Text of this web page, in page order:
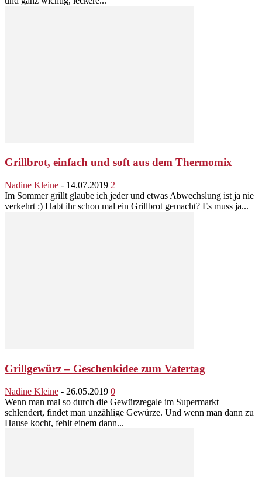
Grillbrot, einfach und soft aus dem Thermomix
Nadine Kleine - 14.07.2019 2
Im Sommer grillt glaube ich jeder und etwas Abwechslung ist ja nie
verkehrt :) Habt ihr schon mal ein Grillbrot gemacht? Es muss ja...
Grillgewürz – Geschenkidee zum Vatertag
Nadine Kleine - 26.05.2019 0
Wenn man mal so durch die Gewürzregale im Supermarkt
schlendert, findet man unzählige Gewürze. Und wenn man dann zu
Hause kocht, fehlt einem dann...